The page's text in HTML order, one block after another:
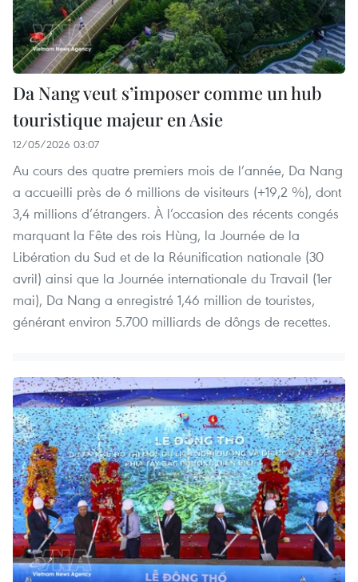
Da Nang veut s’imposer comme un hub
touristique majeur en Asie
12/05/2026 03:07
Au cours des quatre premiers mois de l’année, Da Nang
a accueilli près de 6 millions de visiteurs (+19,2 %), dont
3,4 millions d’étrangers. À l’occasion des récents congés
marquant la Fête des rois Hùng, la Journée de la
Libération du Sud et de la Réunification nationale (30
avril) ainsi que la Journée internationale du Travail (1er
mai), Da Nang a enregistré 1,46 million de touristes,
générant environ 5.700 milliards de dôngs de recettes.